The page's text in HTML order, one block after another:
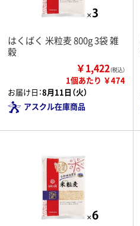
はくばく 米粒麦 800g 3袋 雑
穀
￥1,422（税込）
1個あたり ￥474
お届け日：8月11日（火）
アスクル在庫商品